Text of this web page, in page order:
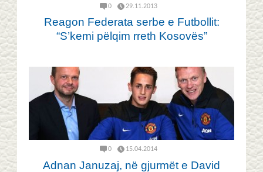
0 29.11.2013
Reagon Federata serbe e Futbollit:
“S’kemi pëlqim rreth Kosovës”
0 15.04.2014
Adnan Januzaj, në gjurmët e David